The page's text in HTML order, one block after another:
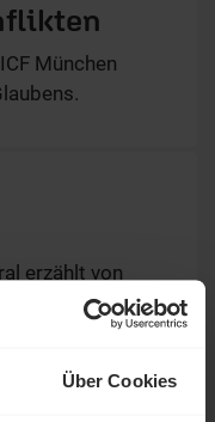
Über Cookies
München
erzählt von
und von einer